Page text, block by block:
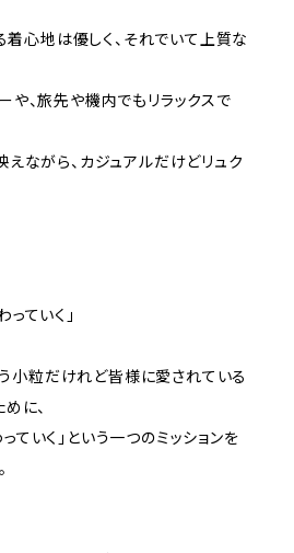
心地は優しく、それでいて上質な
や、旅先や機内でもリラックスで
えながら、カジュアルだけどリュク
ていく」
小粒だけれど皆様に愛されている
に、
ていく」という一つのミッションを